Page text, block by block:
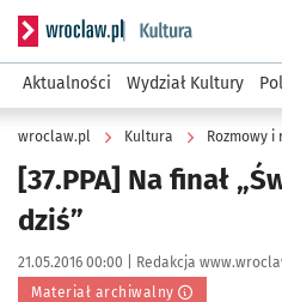
Serwis informacyjny
Aktualności Wydział Kultury
wroclaw.pl Kultura Rozmowy i
[37.PPA] Na finał
dziś”
Data publikacji:
21.05.2016 00:00 | Autor:
Redakcja
Materiał archiwalny